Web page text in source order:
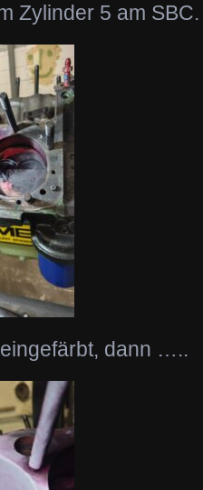
Zylinder 5 am SBC.
dann …..